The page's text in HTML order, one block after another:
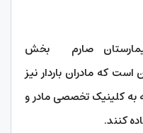
صارم بخش
که مادران باردار نیز
به کلینیک تخصصی مادر و
کنند.